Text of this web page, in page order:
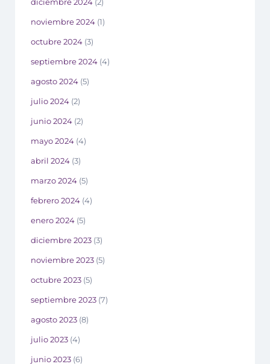
diciembre 2024 (2)
noviembre 2024 (1)
octubre 2024 (3)
septiembre 2024 (4)
agosto 2024 (5)
julio 2024 (2)
junio 2024 (2)
mayo 2024 (4)
abril 2024 (3)
marzo 2024 (5)
febrero 2024 (4)
enero 2024 (5)
diciembre 2023 (3)
noviembre 2023 (5)
octubre 2023 (5)
septiembre 2023 (7)
agosto 2023 (8)
julio 2023 (4)
junio 2023 (6)